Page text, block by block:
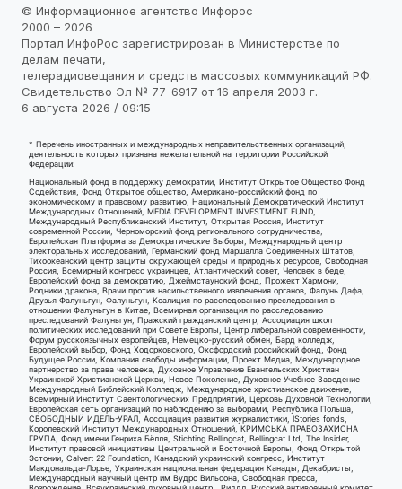
© Информационное агентство Инфорос
2000 – 2026
Портал ИнфоРос зарегистрирован в Министерстве по
делам печати,
телерадиовещания и средств массовых коммуникаций РФ.
Свидетельство Эл № 77-6917 от 16 апреля 2003 г.
6 августа 2026 / 09:15